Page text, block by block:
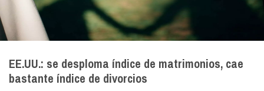
EE.UU.: se desploma índice de matrimonios, cae
bastante índice de divorcios